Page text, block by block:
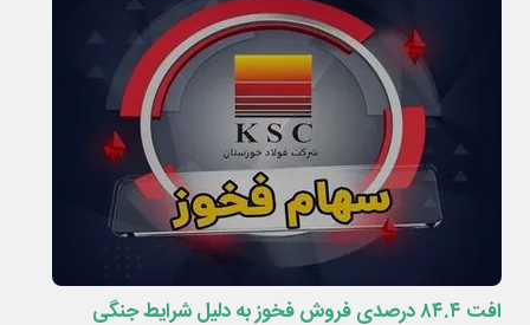
افت ۸۴.۴ درصدی فروش فخوز به دلیل شرایط جنگی